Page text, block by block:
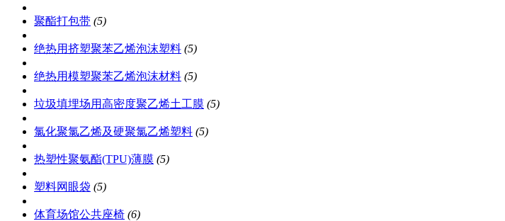
聚酯打包带 (5)
绝热用挤塑聚苯乙烯泡沫塑料 (5)
绝热用模塑聚苯乙烯泡沫材料 (5)
垃圾填埋场用高密度聚乙烯土工膜 (5)
氯化聚氯乙烯及硬聚氯乙烯塑料 (5)
热塑性聚氨酯(TPU)薄膜 (5)
塑料网眼袋 (5)
体育场馆公共座椅 (6)